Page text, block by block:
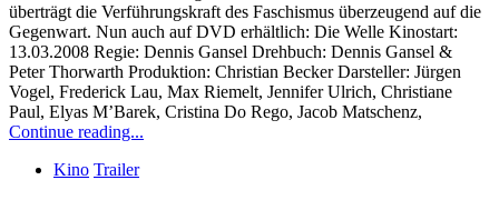
überträgt die Verführungskraft des Faschismus überzeugend auf die
Gegenwart. Nun auch auf DVD erhältlich: Die Welle Kinostart:
13.03.2008 Regie: Dennis Gansel Drehbuch: Dennis Gansel &
Peter Thorwarth Produktion: Christian Becker Darsteller: Jürgen
Vogel, Frederick Lau, Max Riemelt, Jennifer Ulrich, Christiane
Paul, Elyas M’Barek, Cristina Do Rego, Jacob Matschenz,
Continue reading...
Kino Trailer